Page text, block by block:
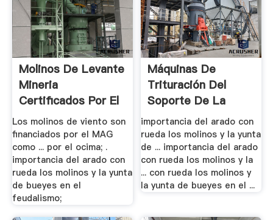
Molinos De Levante
Mineria
Certificados Por El
Ocima
Los molinos de viento son
financiados por el MAG
como ... por el ocima; .
importancia del arado con
rueda los molinos y la yunta
de bueyes en el
feudalismo;
Máquinas De
Trituración Del
Soporte De La
Rueda
importancia del arado con
rueda los molinos y la yunta
de ... importancia del arado
con rueda los molinos y la
... con rueda los molinos y
la yunta de bueyes en el ...